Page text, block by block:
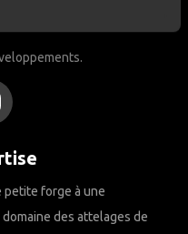
petite forge à une
des attelages de